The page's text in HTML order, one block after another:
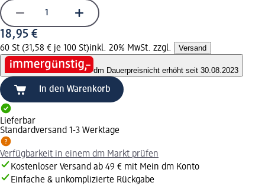
18,95 €
60 St (31,58 € je 100 St)inkl. 20% MwSt. zzgl. Versand
dm Dauerpreisnicht erhöht seit 30.08.2023
In den Warenkorb
Lieferbar
Standardversand 1-3 Werktage
Verfügbarkeit in einem dm Markt prüfen
Kostenloser Versand ab 49 € mit Mein dm Konto
Einfache & unkomplizierte Rückgabe